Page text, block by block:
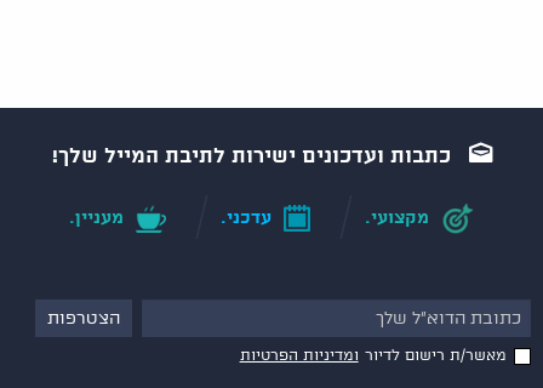
כתבות ועדכונים ישירות לתיבת המייל שלך!
מקצועי. עדכני. מעניין.
מאשר/ת רישום לדיור ומדיניות הפרטיות